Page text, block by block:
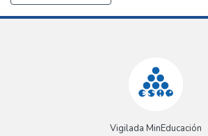
Vigilada MinEducación